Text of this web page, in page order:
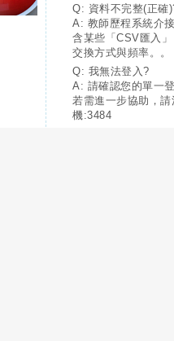
Q: 資料不完整(正確
A: 教師歷程系統介
含某些「CSV匯入
交換方式與頻率。。
Q: 我無法登入?
A: 請確認您的單一
若需進一步協助，
機:3484